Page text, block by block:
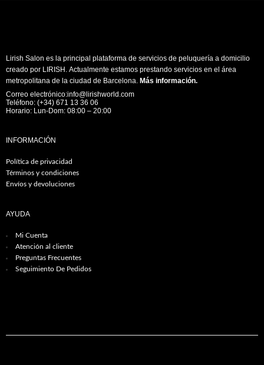
Lirish Salon es la principal plataforma de servicios de peluquería a domicilio
creado por LIRISH. Actualmente estamos prestando servicios en el área
metropolitana de la ciudad de Barcelona. Más información.
Correo electrónico:info@lirishworld.com
Teléfono: (+34) 671 13 36 06
Horario: Lun-Dom: 08:00 – 20:00
INFORMACIÓN
Política de privacidad
Términos y condiciones
Envíos y devoluciones
AYUDA
Mi Cuenta
Atención al cliente
Preguntas Frecuentes
Seguimiento De Pedidos